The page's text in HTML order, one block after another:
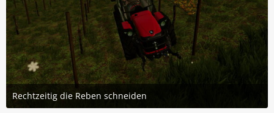
Rechtzeitig die Reben schneiden
18. Februar 2023 um 13:50